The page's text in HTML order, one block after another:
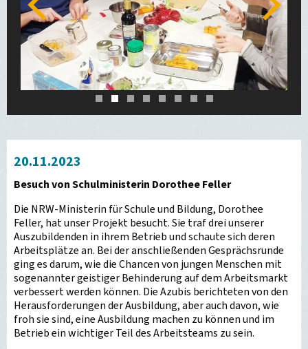
Zurück Weiter
1 2 3 4 5 6 7 8
20.11.2023
Besuch von Schulministerin Dorothee Feller
Die NRW-Ministerin für Schule und Bildung, Dorothee
Feller, hat unser Projekt besucht. Sie traf drei unserer
Auszubildenden in ihrem Betrieb und schaute sich deren
Arbeitsplätze an. Bei der anschließenden Gesprächsrunde
ging es darum, wie die Chancen von jungen Menschen mit
sogenannter geistiger Behinderung auf dem Arbeitsmarkt
verbessert werden können. Die Azubis berichteten von den
Herausforderungen der Ausbildung, aber auch davon, wie
froh sie sind, eine Ausbildung machen zu können und im
Betrieb ein wichtiger Teil des Arbeitsteams zu sein.